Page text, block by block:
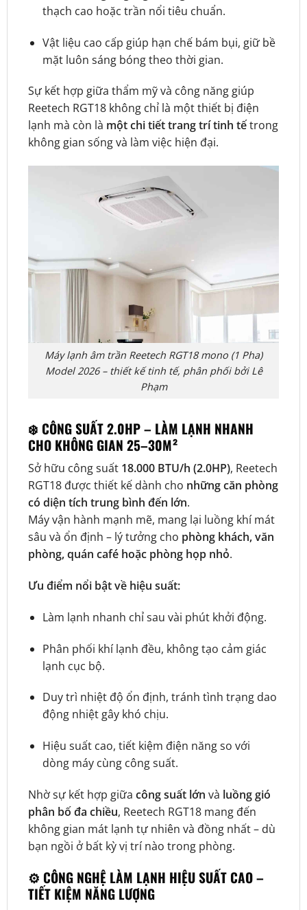
thạch cao hoặc trần nổi tiêu chuẩn.
Vật liệu cao cấp giúp hạn chế bám bụi, giữ bề
mặt luôn sáng bóng theo thời gian.
Sự kết hợp giữa thẩm mỹ và công năng giúp
Reetech RGT18 không chỉ là một thiết bị điện
lạnh mà còn là một chi tiết trang trí tinh tếtrong
không gian sống và làm việc hiện đại.
Máy lạnh âm trần Reetech RGT18 mono (1 Pha)
Model 2026 – thiết kế tinh tế, phân phối bởi Lê
Phạm
❄️ CÔNG SUẤT 2.0HP – LÀM LẠNH NHANH
CHO KHÔNG GIAN 25–30M²
Sở hữu công suất 18.000 BTU/h (2.0HP), Reetech
RGT18 được thiết kế dành cho những căn phòng
có diện tích trung bình đến lớn.
Máy vận hành mạnh mẽ, mang lại luồng khí mát
sâu và ổn định – lý tưởng cho phòng khách, văn
phòng, quán café hoặc phòng họp nhỏ.
Ưu điểm nổi bật về hiệu suất:
Làm lạnh nhanh chỉ sau vài phút khởi động.
Phân phối khí lạnh đều, không tạo cảm giác
lạnh cục bộ.
Duy trì nhiệt độ ổn định, tránh tình trạng dao
động nhiệt gây khó chịu.
Hiệu suất cao, tiết kiệm điện năng so với
dòng máy cùng công suất.
Nhờ sự kết hợp giữa công suất lớn và luồng gió
phân bố đa chiều, Reetech RGT18 mang đến
không gian mát lạnh tự nhiên và đồng nhất – dù
bạn ngồi ở bất kỳ vị trí nào trong phòng.
⚙️ CÔNG NGHỆ LÀM LẠNH HIỆU SUẤT CAO –
TIẾT KIỆM NĂNG LƯỢNG